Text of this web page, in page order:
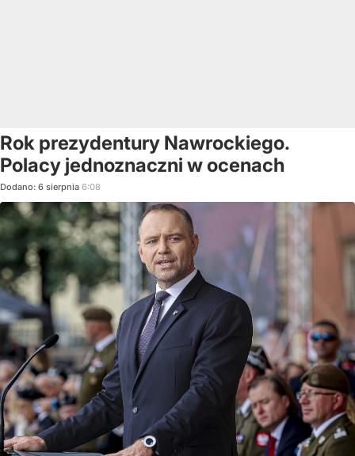
Rok prezydentury Nawrockiego.
Polacy jednoznaczni w ocenach
Dodano: 6 sierpnia 6:08